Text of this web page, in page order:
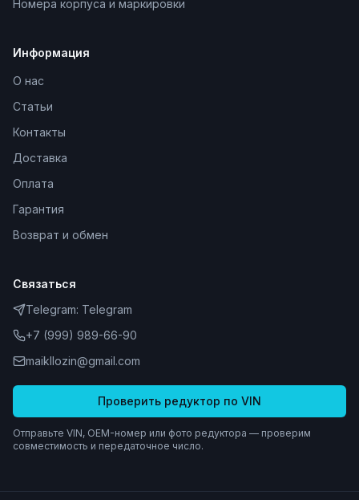
Номера корпуса и маркировки
Информация
О нас
Статьи
Контакты
Доставка
Оплата
Гарантия
Возврат и обмен
Связаться
Telegram: Telegram
+7 (999) 989-66-90
maikllozin@gmail.com
Проверить редуктор по VIN
Отправьте VIN, OEM-номер или фото редуктора — проверим
совместимость и передаточное число.